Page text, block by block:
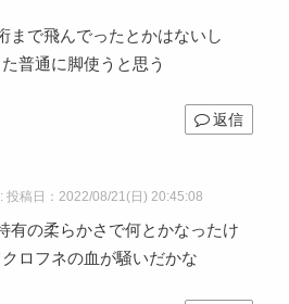
まで飛んでったとかはないし
普通に脚使うと思う
返信
: 投稿日：2022/08/21(日) 20:45:08
有の柔らかさで何とかなったけ
ロフネの血が騒いだかな